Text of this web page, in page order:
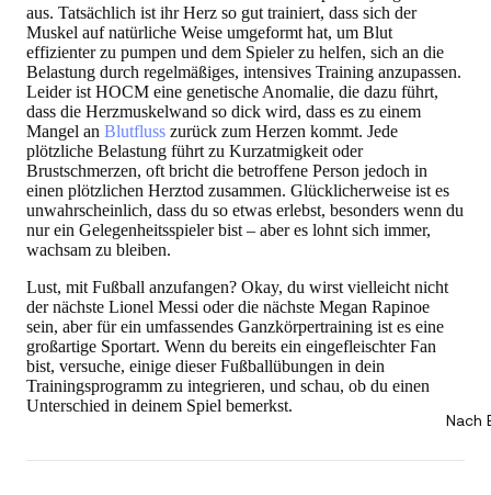
Nach
aus. Tatsächlich ist ihr Herz so gut trainiert, dass sich der
Muskel auf natürliche Weise umgeformt hat, um Blut
effizienter zu pumpen und dem Spieler zu helfen, sich an die
Belastung durch regelmäßiges, intensives Training anzupassen.
Leider ist HOCM eine genetische Anomalie, die dazu führt,
dass die Herzmuskelwand so dick wird, dass es zu einem
Mangel an Blutfluss zurück zum Herzen kommt. Jede
plötzliche Belastung führt zu Kurzatmigkeit oder
Brustschmerzen, oft bricht die betroffene Person jedoch in
einen plötzlichen Herztod zusammen. Glücklicherweise ist es
unwahrscheinlich, dass du so etwas erlebst, besonders wenn du
nur ein Gelegenheitsspieler bist – aber es lohnt sich immer,
wachsam zu bleiben.
Lust, mit Fußball anzufangen? Okay, du wirst vielleicht nicht
der nächste Lionel Messi oder die nächste Megan Rapinoe
sein, aber für ein umfassendes Ganzkörpertraining ist es eine
großartige Sportart. Wenn du bereits ein eingefleischter Fan
bist, versuche, einige dieser Fußballübungen in dein
Trainingsprogramm zu integrieren, und schau, ob du einen
Unterschied in deinem Spiel bemerkst.